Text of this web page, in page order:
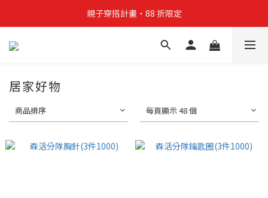
親子穿搭計畫・88 折限定
親子穿搭計畫・88 折限定
貼身補貨計畫  任選 6 件 $888
居家好物
商品排序 每頁顯示 48 個